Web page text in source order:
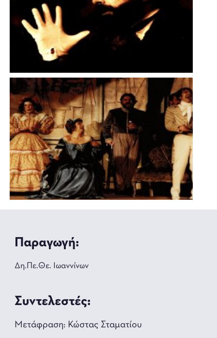
Παραγωγή:
Δη.Πε.Θε. Ιωαννίνων
Συντελεστές:
Μετάφραση: Κώστας Σταματίου